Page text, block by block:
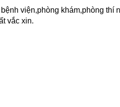
viện,phòng khám,phòng thí
vắc xin.